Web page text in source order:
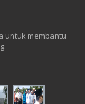
untuk membantu